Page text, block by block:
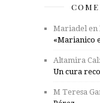
Mariadel en
«Marianico
Altamira
Un cura
M Teresa